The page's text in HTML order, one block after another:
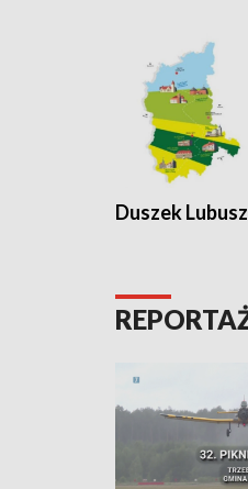
Duszek